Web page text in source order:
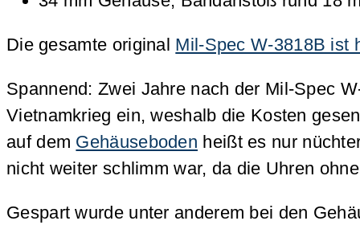
Die gesamte original Mil-Spec W-3818B ist
Spannend: Zwei Jahre nach der Mil-Spec
Vietnamkrieg ein, weshalb die Kosten
auf dem Gehäuseboden heißt es nur
nicht weiter schlimm war, da die Uhren
Gespart wurde unter anderem bei den